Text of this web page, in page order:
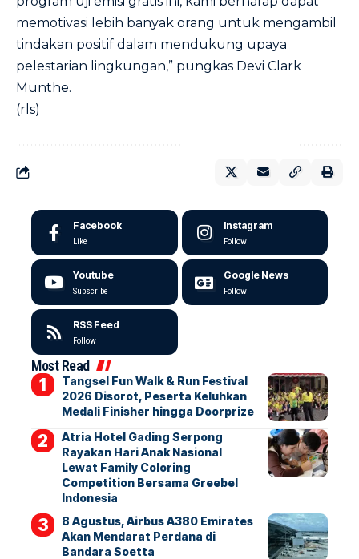
memotivasi lebih banyak orang untuk mengambil
tindakan positif dalam mendukung upaya
pelestarian lingkungan,” pungkas Devi Clark
Munthe.
(rls)
Facebook
Like
Instagram
Follow
Youtube
Subscribe
Google News
Follow
RSS Feed
Follow
Most Read
Tangsel Fun Walk & Run Festival
2026 Disorot, Peserta Keluhkan
Medali Finisher hingga Doorprize
Atria Hotel Gading Serpong
Rayakan Hari Anak Nasional
Lewat Family Coloring
Competition Bersama Greebel
Indonesia
8 Agustus, Airbus A380 Emirates
Akan Mendarat Perdana di
Bandara Soetta